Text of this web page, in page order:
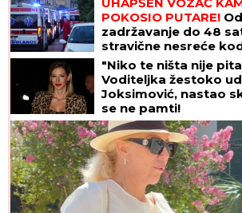
POKOSIO PUTARE!
zadržavanje do 48
stravične nesreće
"Niko te ništa nije
Voditeljka žestoko
Joksimović, nastao
se ne pamti!